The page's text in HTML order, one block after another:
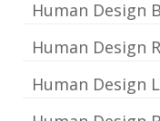
Human Design
Human Design
Human Design